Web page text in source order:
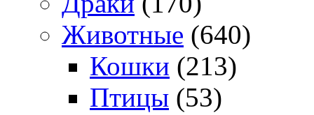
Животные (640)
Кошки (213)
Птицы (53)